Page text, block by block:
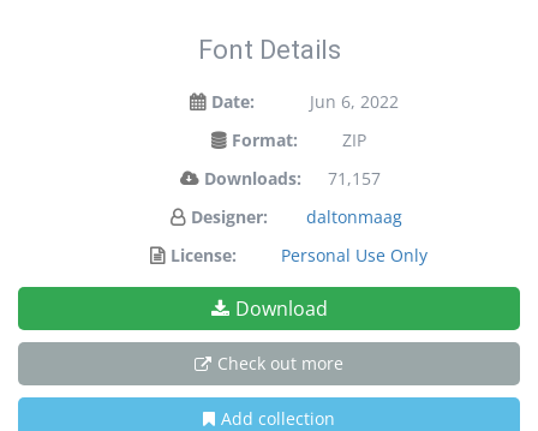
Font Details
Date:
Jun 6, 2022
Format:
ZIP
Downloads:
71,157
Designer:
daltonmaag
License:
Personal Use Only
Download
Check out more
Add collection